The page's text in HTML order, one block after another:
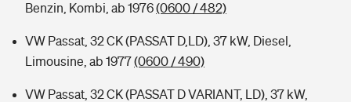
Benzin, Kombi, ab 1976(0600 / 482)
VW Passat, 32 CK (PASSAT D,LD), 37 kW, Diesel,
Limousine, ab 1977(0600 / 490)
VW Passat, 32 CK (PASSAT D VARIANT, LD), 37 kW,